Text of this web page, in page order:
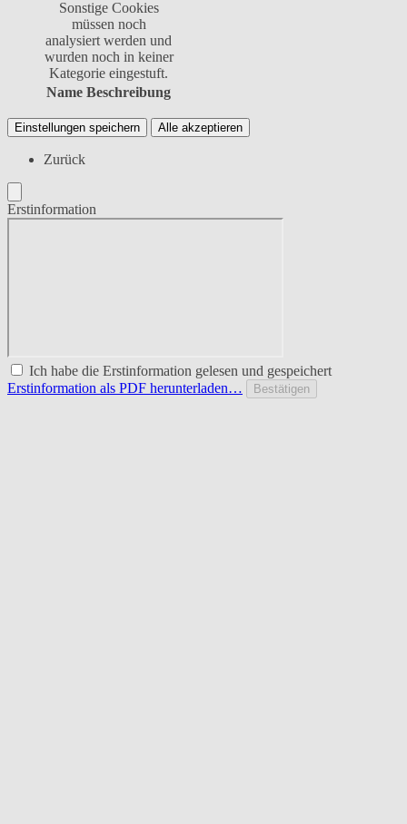
Sonstige Cookies
müssen noch
analysiert werden und
wurden noch in keiner
Kategorie eingestuft.
Name Beschreibung
Einstellungen speichern Alle akzeptieren
Zurück
Erstinformation
Ich habe die Erstinformation gelesen und gespeichert
Erstinformation als PDF herunterladen…
Bestätigen